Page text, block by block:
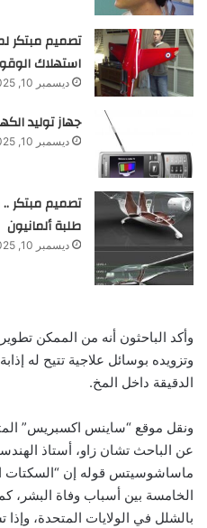
استهلاك
ديسمبر 10, 2025
جهاز توليد
ديسمبر 10, 2025
تصميم مبتكر
طلبة ألمانيون
ديسمبر 10, 2025
وأكد الباحثون أنه من الممكن
وتزويده بوسائل علاجية تتيح له
الدقيقة داخل المخ.
ونقل موقع “ساينس اكسبريس”
عن الباحث تشان زاو، أستاذ الهندسة
ماساشوسيتس قوله إن “السكتات
الخامسة بين أسباب وفاة البشر،
بالشلل في الولايات المتحدة،